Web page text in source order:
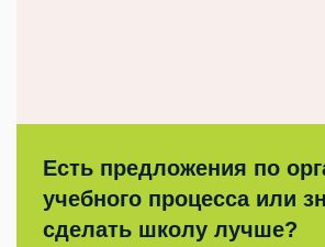
Есть предложения по
учебного процесса или
сделать школу лучше?